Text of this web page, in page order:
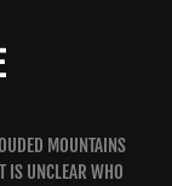
MOUNTAINS
IS UNCLEAR WHO